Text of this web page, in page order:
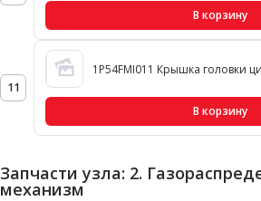
В корзину
11
1P54FMI011 Крышка головки
В корзину
Запчасти узла: 2.
механизм